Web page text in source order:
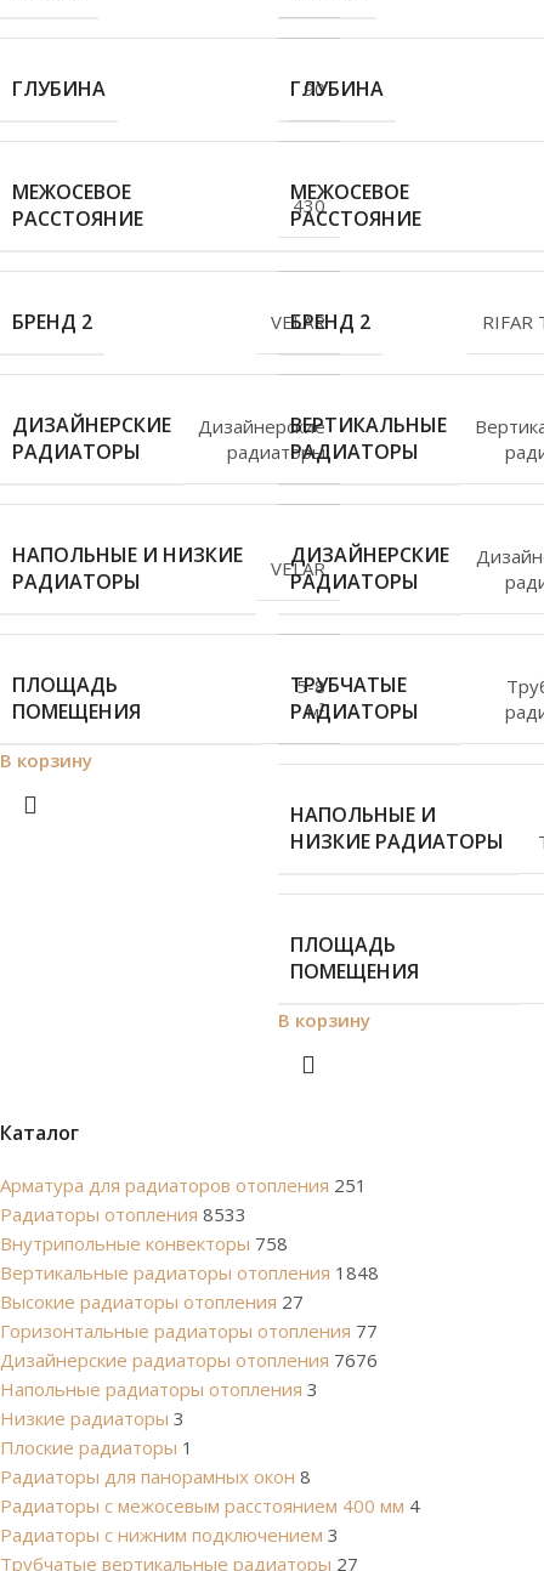
Каталог
Арматура для радиаторов отопления 251
Радиаторы отопления 8533
Внутрипольные конвекторы 758
Вертикальные радиаторы отопления 1848
Высокие радиаторы отопления 27
Горизонтальные радиаторы отопления 77
Дизайнерские радиаторы отопления 7676
Напольные радиаторы отопления 3
Низкие радиаторы 3
Плоские радиаторы 1
Радиаторы для панорамных окон 8
Радиаторы с межосевым расстоянием 400 мм 4
Радиаторы с нижним подключением 3
Трубчатые вертикальные радиаторы 27
ГЛУБИНА 90
МЕЖОСЕВОЕ
РАССТОЯНИЕ
430
БРЕНД 2 VELAR
ДИЗАЙНЕРСКИЕ
РАДИАТОРЫ
Дизайнерские
радиаторы
НАПОЛЬНЫЕ И НИЗКИЕ
РАДИАТОРЫ
VELAR
ПЛОЩАДЬ
ПОМЕЩЕНИЯ
5-8
м²
В корзину
ГЛУБИНА
МЕЖОСЕВОЕ
РАССТОЯНИЕ
БРЕНД 2 RIFAR
ВЕРТИКАЛЬНЫЕ
РАДИАТОРЫ
ДИЗАЙНЕРСКИЕ
РАДИАТОРЫ
ТРУБЧАТЫЕ
РАДИАТОРЫ
НАПОЛЬНЫЕ И
НИЗКИЕ РАДИАТОРЫ
ПЛОЩАДЬ
ПОМЕЩЕНИЯ
В корзину